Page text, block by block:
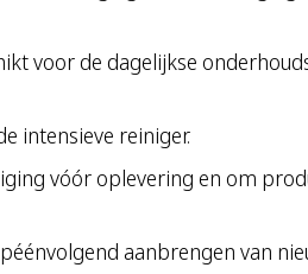
voor de dagelijkse
intensieve reiniger.
vóór oplevering en om
aanbrengen van